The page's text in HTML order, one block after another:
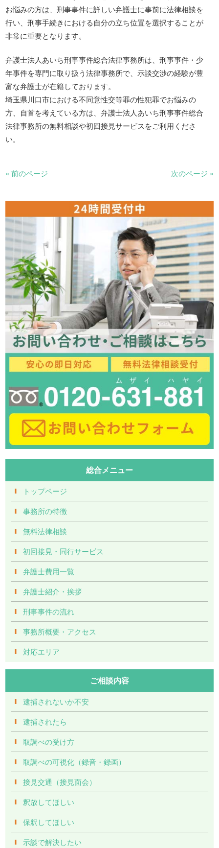
お悩みの方は、刑事事件に詳しい弁護士に事前に法律相談を
行い、刑事手続きにおける自分の立ち位置を選択することが
非常に重要となります。
弁護士法人あいち刑事事件総合法律事務所は、刑事事件・少
年事件を専門に取り扱う法律事務所で、示談交渉の経験が豊
富な弁護士が在籍しております。
埼玉県川口市における不同意性交等罪の性犯罪でお悩みの
方、自首を考えている方は、弁護士法人あいち刑事事件総合
法律事務所の無料相談や初回接見サービスをご利用くださ
い。
« 前のページ 次のページ »
総合メニュー
トップページ
事務所の特徴
無料法律相談
初回接見・同行サービス
弁護士費用一覧
弁護士紹介・挨拶
刑事事件の流れ
事務所概要・アクセス
対応エリア
ご相談内容
逮捕されないか不安
逮捕されたら
取調べの受け方
取調べの可視化（録音・録画）
接見交通（接見面会）
釈放してほしい
保釈してほしい
示談で解決したい